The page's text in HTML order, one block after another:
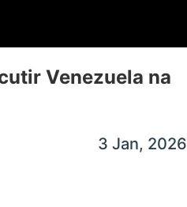
Venezuela na
3 Jan, 2026